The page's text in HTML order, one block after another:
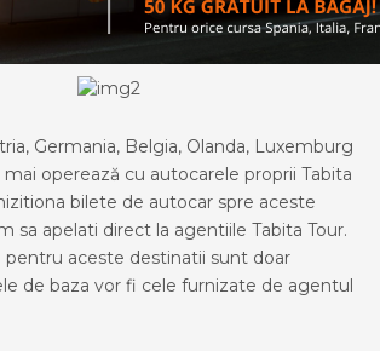
Germania, Belgia, Olanda, Luxemburg
operează cu autocarele proprii Tabita
bilete de autocar spre aceste
sa apelati direct la agentiile Tabita Tour.
pentru aceste destinatii sunt doar
de baza vor fi cele furnizate de agentul